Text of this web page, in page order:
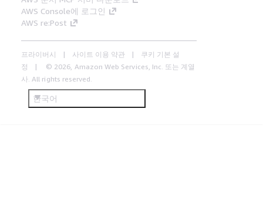
AWS Console에 로그인
AWS re:Post
프라이버시 사이트 이용 약관
쿠키 기본 설
정
© 2026, Amazon Web Services, Inc. 또는 계열
사. All rights reserved.
한국어